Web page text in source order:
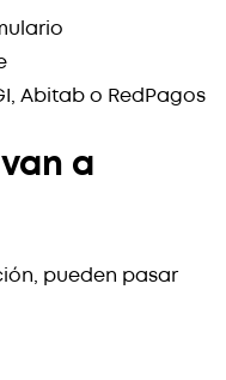
Abitab o RedPagos
a
pueden pasar